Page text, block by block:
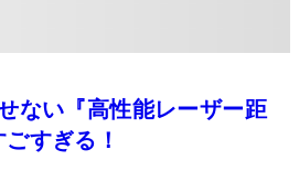
ない『高性能レーザー距
すぎる！